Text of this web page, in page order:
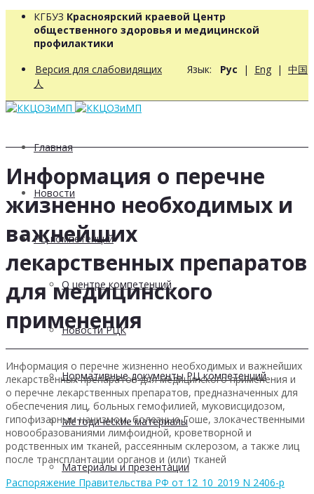
КГБУЗ Красноярский краевой Центр
общественного здоровья и медицинской
профилактики
Версия для слабовидящих Язык: Рус | Eng | 中国
人
Главная
Новости
РЦ компетенций
О центре компетенций
Новости РЦК
Нормативные документы РЦ компетенций
Методические материалы
Материалы и презентации
Информация о перечне
жизненно необходимых и
важнейших
лекарственных препаратов
для медицинского
применения
Информация о перечне жизненно необходимых и важнейших
лекарственных препаратов для медицинского применения и
о перечне лекарственных препаратов, предназначенных для
обеспечения лиц, больных гемофилией, муковисцидозом,
гипофизарным нанизмом, болезнью Гоше, злокачественными
новообразованиями лимфоидной, кроветворной и
родственных им тканей, рассеянным склерозом, а также лиц
после трансплантации органов и (или) тканей
Распоряжение Правительства РФ от 12_10_2019 N 2406-р